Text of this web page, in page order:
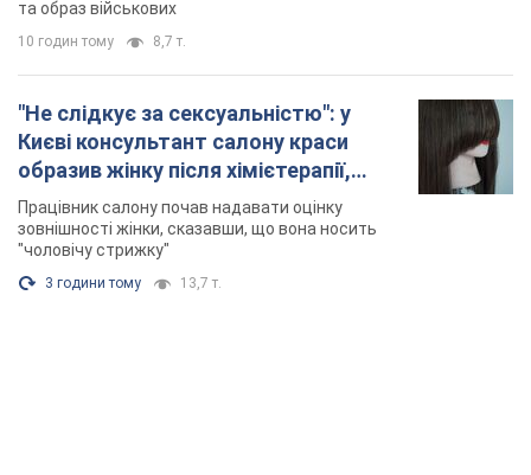
та образ військових
10 годин тому 8,7 т.
"Не слідкує за сексуальністю": у
Києві консультант салону краси
образив жінку після хімієтерапії,
розгорівся скандал. Фото
Працівник салону почав надавати оцінку
зовнішності жінки, сказавши, що вона носить
"чоловічу стрижку"
3 години тому 13,7 т.